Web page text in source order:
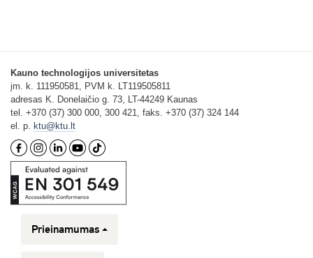
Kauno technologijos universitetas
įm. k. 111950581, PVM k. LT119505811
adresas K. Donelaičio g. 73, LT-44249 Kaunas
tel. +370 (37) 300 000, 300 421, faks. +370 (37) 324 144
el. p. ktu@ktu.lt
Prieinamumas